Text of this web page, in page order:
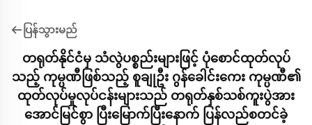
ပြန်သွားမည်
တရုတ်နိုင်ငံမှ သံလွဲပစ္စည်းများဖြင့် ပုံစောင်ထုတ်လုပ်
သည့် ကုမ္ပဏီဖြစ်သည့် စူချုဦး ဂွန်ခေါင်းကေး ကုမ္ပဏီ၏
ထုတ်လုပ်မှုလုပ်ငန်းများသည် တရုတ်နှစ်သစ်ကူးပွဲအား
အောင်မြင်စွာ ပြီးမြောက်ပြီးနောက် ပြန်လည်စတင်ခဲ့